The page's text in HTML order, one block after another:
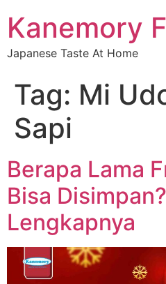
Kanemory
Japanese Taste At Home
Tag: Mi
Sapi
Berapa Lama
Bisa
Lengkapnya